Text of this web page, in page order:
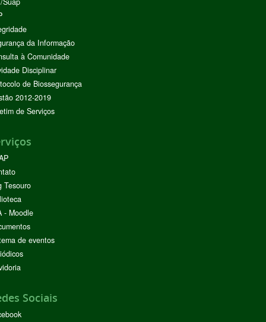
da Informação
à Comunidade
Disciplinar
de Biossegurança
2012-2019
de Serviços
Tesouro
- Moodle
de eventos
Sociais